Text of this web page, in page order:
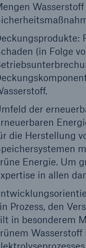
(in Folge
der
die Herstellung
Energie. Um
in allen
Prozess, den
in besonderem